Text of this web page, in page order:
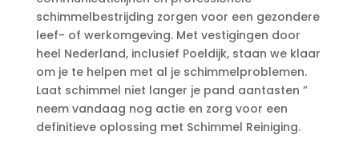
schimmelbestrijding zorgen voor een gezondere
leef- of werkomgeving.​ Met vestigingen door
heel Nederland, inclusief Poeldijk, staan we klaar
om je te helpen met al je schimmelproblemen.​
Laat schimmel niet langer je pand aantasten ”
neem vandaag nog actie en zorg voor een
definitieve oplossing met Schimmel Reiniging.​